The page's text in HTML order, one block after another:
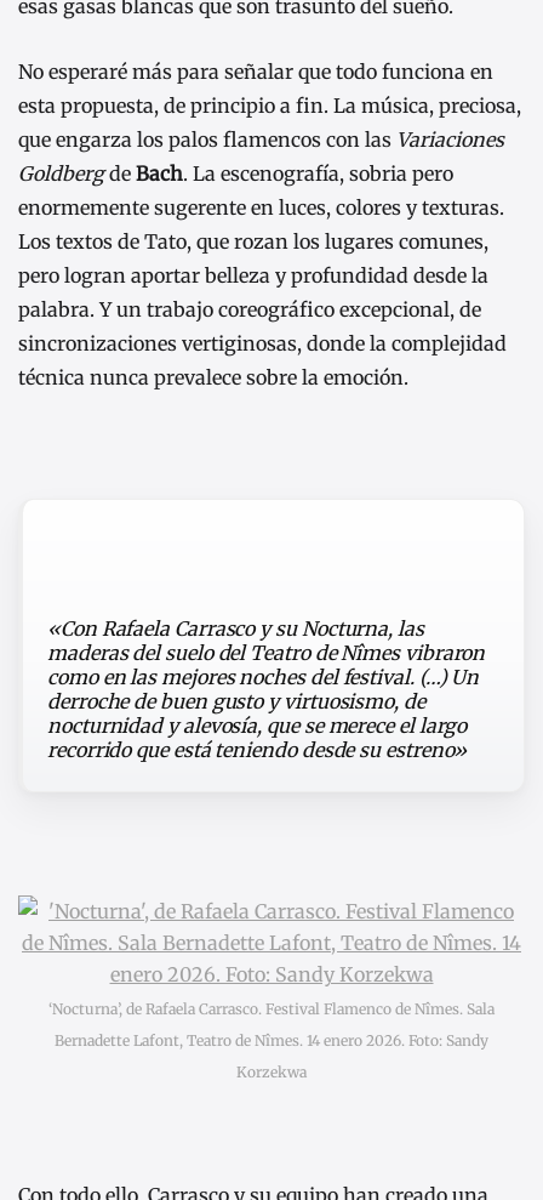
esas gasas blancas que son trasunto del sueño.
No esperaré más para señalar que todo funciona en
esta propuesta, de principio a fin. La música, preciosa,
que engarza los palos flamencos con las Variaciones
Goldbergde Bach. La escenografía, sobria pero
enormemente sugerente en luces, colores y texturas.
Los textos de Tato, que rozan los lugares comunes,
pero logran aportar belleza y profundidad desde la
palabra. Y un trabajo coreográfico excepcional, de
sincronizaciones vertiginosas, donde la complejidad
técnica nunca prevalece sobre la emoción.
«Con Rafaela Carrasco y su Nocturna, las
maderas del suelo del Teatro de Nîmes vibraron
como en las mejores noches del festival. (…) Un
derroche de buen gusto y virtuosismo, de
nocturnidad y alevosía, que se merece el largo
recorrido que está teniendo desde su estreno»
‘Nocturna’, de Rafaela Carrasco. Festival Flamenco de Nîmes. Sala
Bernadette Lafont, Teatro de Nîmes. 14 enero 2026. Foto: Sandy
Korzekwa
Con todo ello, Carrasco y su equipo han creado una